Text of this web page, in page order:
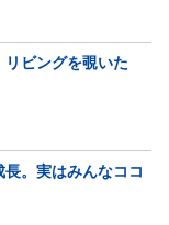
リビングを覗いた
。実はみんなココ